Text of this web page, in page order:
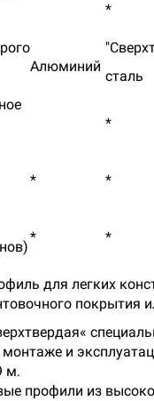
*
Алюминий
сталь
*
*
*
* *
для легких
покрытия
монтаже и
м.
профили из